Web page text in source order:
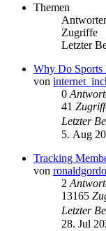
Themen
Zugriffe
Letzter
Why Do Sports
von
0
41
Letzter
5. Aug
Tracking
von
2
13165
Letzter
28. Jul